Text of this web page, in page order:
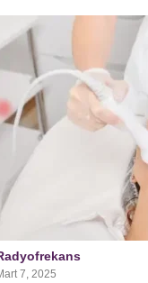
7, 2025